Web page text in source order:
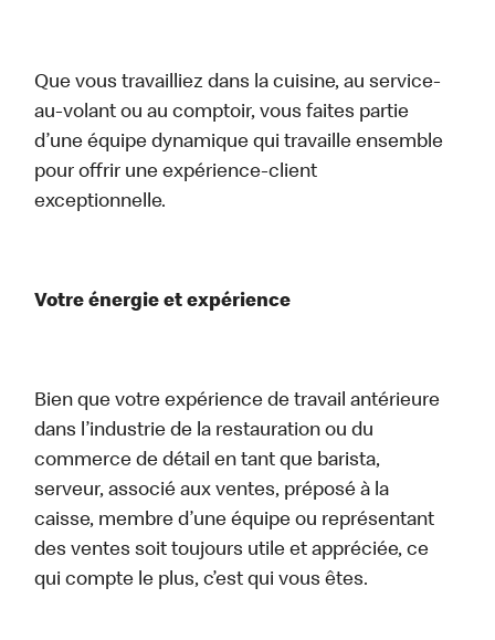
Que vous travailliez dans la cuisine, au service-
au-volant ou au comptoir, vous faites partie
d’une équipe dynamique qui travaille ensemble
pour offrir une expérience-client
exceptionnelle.
Votre énergie et expérience
Bien que votre expérience de travail antérieure
dans l’industrie de la restauration ou du
commerce de détail en tant que barista,
serveur, associé aux ventes, préposé à la
caisse, membre d’une équipe ou représentant
des ventes soit toujours utile et appréciée, ce
qui compte le plus, c’est qui vous êtes.